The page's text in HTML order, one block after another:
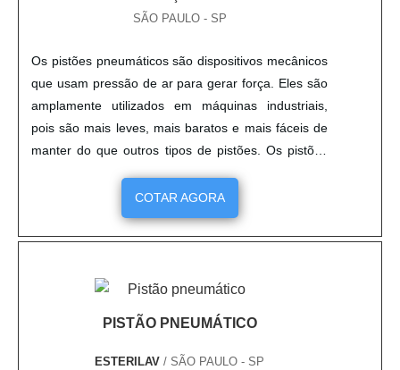
SÃO PAULO - SP
Os pistões pneumáticos são dispositivos mecânicos
que usam pressão de ar para gerar força. Eles são
amplamente utilizados em máquinas industriais,
pois são mais leves, mais baratos e mais fáceis de
manter do que outros tipos de pistões. Os pistões
pneumáticos são projetados para suportar altas
pressões e temperaturas, o que os torna ideais
para aplicações industriais. Além disso, eles são
capazes de gerar força de forma rápida e precisa, o
COTAR AGORA
PISTÃO PNEUMÁTICO
ESTERILAV / SÃO PAULO - SP